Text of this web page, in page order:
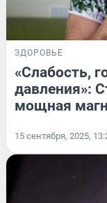
ЗДОРОВЬЕ
«Слабость,
давления»:
мощная
15 сентября, 2025,